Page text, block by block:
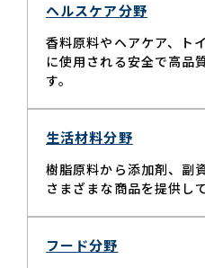
ヘルスケア分野
香料原料やヘアケア、ト
に使用される安全で高品
す。
生活材料分野
樹脂原料から添加剤、副
さまざまな商品を提供し
フード分野